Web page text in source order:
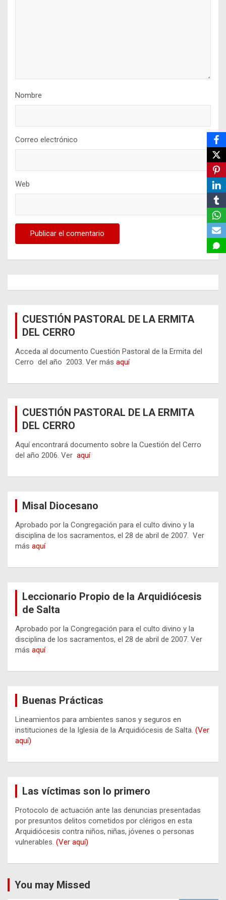
Nombre
Correo electrónico
Web
CUESTIÓN PASTORAL DE LA ERMITA
DEL CERRO
Acceda al documento Cuestión Pastoral de la Ermita del
Cerro del año 2003. Ver más aquí
CUESTIÓN PASTORAL DE LA ERMITA
DEL CERRO
Aquí encontrará documento sobre la Cuestión del Cerro
del año 2006. Ver aquí
Misal Diocesano
Aprobado por la Congregación para el culto divino y la
disciplina de los sacramentos, el 28 de abril de 2007. Ver
más aquí
Leccionario Propio de la Arquidiócesis
de Salta
Aprobado por la Congregación para el culto divino y la
disciplina de los sacramentos, el 28 de abril de 2007. Ver
más aquí
Buenas Prácticas
Lineamientos para ambientes sanos y seguros en
instituciones de la Iglesia de la Arquidiócesis de Salta. (Ver
aquí)
Las víctimas son lo primero
Protocolo de actuación ante las denuncias presentadas
por presuntos delitos cometidos por clérigos en esta
Arquidiócesis contra niños, niñas, jóvenes o personas
vulnerables. (Ver aquí)
You may Missed